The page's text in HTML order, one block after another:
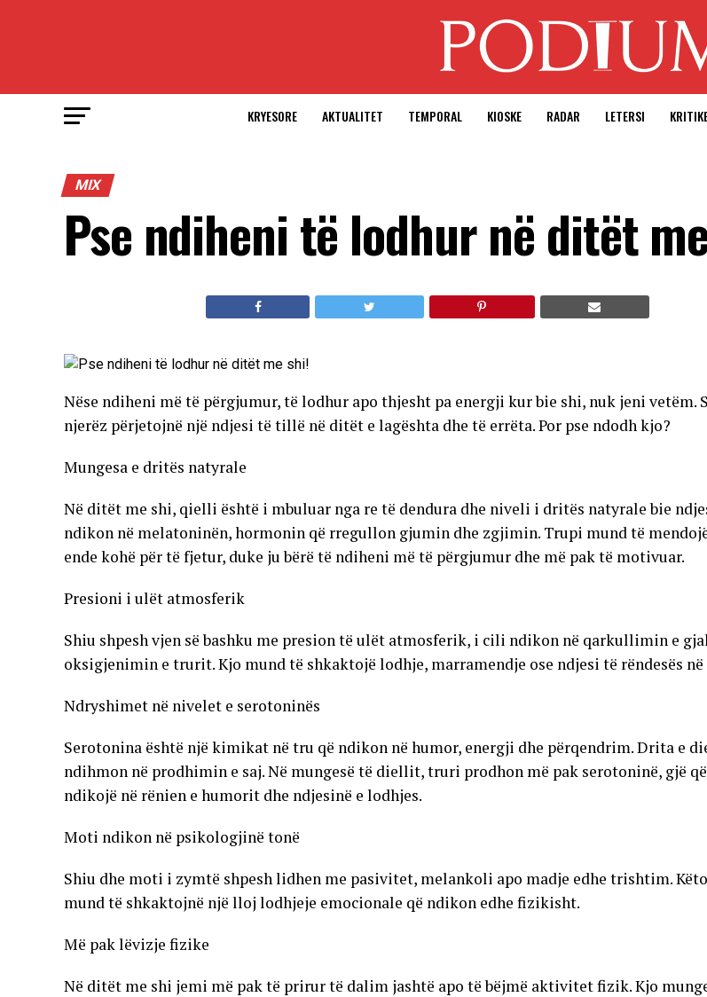
KRYESORE AKTUALITET TEMPORAL KIOSKE RADAR LETERSI
MIX
Pse ndiheni të lodhur në ditët
Nëse ndiheni më të përgjumur, të lodhur apo thjesht pa energji kur bie shi, nuk jeni vetëm.
njerëz përjetojnë një ndjesi të tillë në ditët e lagështa dhe të errëta. Por pse ndodh kjo?
Mungesa e dritës natyrale
Në ditët me shi, qielli është i mbuluar nga re të dendura dhe niveli i dritës natyrale bie
ndikon në melatoninën, hormonin që rregullon gjumin dhe zgjimin. Trupi mund të
ende kohë për të fjetur, duke ju bërë të ndiheni më të përgjumur dhe më pak të motivuar.
Presioni i ulët atmosferik
Shiu shpesh vjen së bashku me presion të ulët atmosferik, i cili ndikon në qarkullimin e
oksigjenimin e trurit. Kjo mund të shkaktojë lodhje, marramendje ose ndjesi të rëndesës
Ndryshimet në nivelet e serotoninës
Serotonina është një kimikat në tru që ndikon në humor, energji dhe përqendrim. Drita e
ndihmon në prodhimin e saj. Në mungesë të diellit, truri prodhon më pak serotoninë, gjë
ndikojë në rënien e humorit dhe ndjesinë e lodhjes.
Moti ndikon në psikologjinë tonë
Shiu dhe moti i zymtë shpesh lidhen me pasivitet, melankoli apo madje edhe trishtim.
mund të shkaktojnë një lloj lodhjeje emocionale që ndikon edhe fizikisht.
Më pak lëvizje fizike
Në ditët me shi jemi më pak të prirur të dalim jashtë apo të bëjmë aktivitet fizik. Kjo